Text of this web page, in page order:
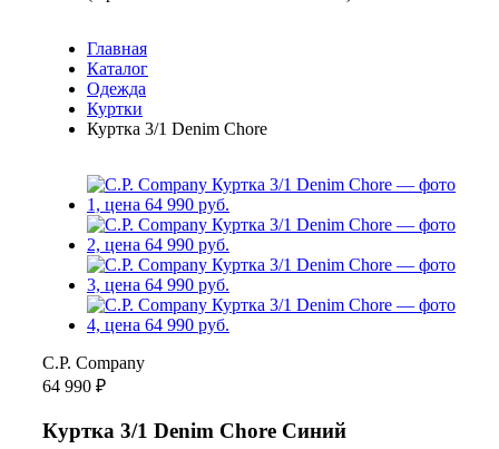
Главная
Каталог
Одежда
Куртки
Куртка 3/1 Denim Chore
C.P. Company
64 990 ₽
Куртка 3/1 Denim Chore Синий